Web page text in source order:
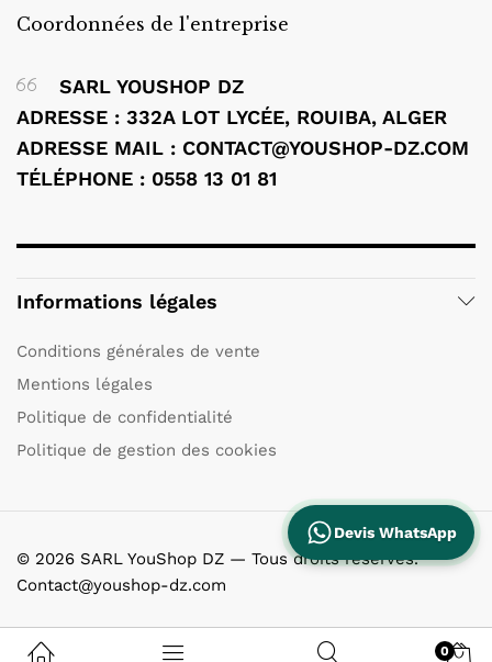
Coordonnées de l'entreprise
SARL YOUSHOP DZ
ADRESSE : 332A LOT LYCÉE, ROUIBA, ALGER
ADRESSE MAIL : CONTACT@YOUSHOP-DZ.COM
TÉLÉPHONE : 0558 13 01 81
Informations légales
Conditions générales de vente
Mentions légales
Politique de confidentialité
Politique de gestion des cookies
© 2026 SARL YouShop DZ — Tous droits réservés.
Contact@youshop-dz.com
0
Devis WhatsApp